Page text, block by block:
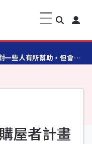
一些人有所幫助，但會加
屋者計畫